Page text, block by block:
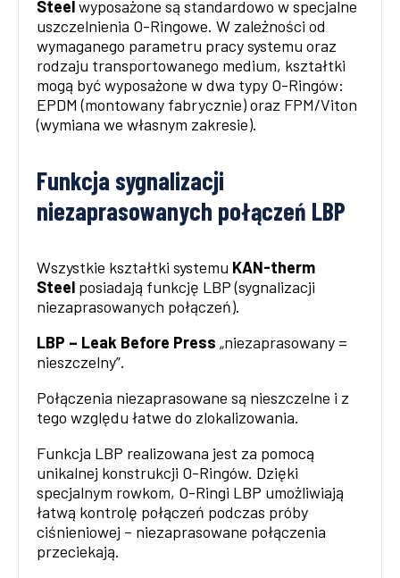
Steelwyposażone są standardowo w specjalne
uszczelnienia O-Ringowe. W zależności od
wymaganego parametru pracy systemu oraz
rodzaju transportowanego medium, kształtki
mogą być wyposażone w dwa typy O-Ringów:
EPDM (montowany fabrycznie) oraz FPM/Viton
(wymiana we własnym zakresie).
Funkcja sygnalizacji
niezaprasowanych połączeń LBP
Wszystkie kształtki systemu KAN-therm
Steel posiadają funkcję LBP (sygnalizacji
niezaprasowanych połączeń).
LBP – Leak Before Press „niezaprasowany =
nieszczelny”.
Połączenia niezaprasowane są nieszczelne i z
tego względu łatwe do zlokalizowania.
Funkcja LBP realizowana jest za pomocą
unikalnej konstrukcji O-Ringów. Dzięki
specjalnym rowkom, O-Ringi LBP umożliwiają
łatwą kontrolę połączeń podczas próby
ciśnieniowej – niezaprasowane połączenia
przeciekają.